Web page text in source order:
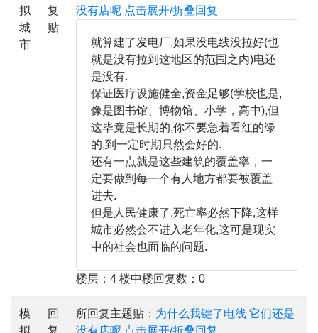
拟
城
市
复
贴
没有店呢 点击展开/折叠回复
就算建了发电厂,如果没电线没拉好(也
就是没有拉到这地区的范围之内)电还
是没有.
保证医疗设施健全,资金足够(学校也是,
像是图书馆、博物馆、小学，高中),但
这毕竟是长期的,你不要急着看红的绿
的,到一定时期只然会好的.
还有一点就是这些建筑的覆盖率，一
定要做到每一个有人地方都要被覆盖
进去.
但是人民健康了,死亡率必然下降,这样
城市必然会不进入老年化,这可是现实
中的社会也面临的问题.
楼层：4 楼中楼回复数：0
模
拟
回
复
所回复主题贴： 为什么我键了电线 它们还是
没有店呢 点击展开/折叠回复